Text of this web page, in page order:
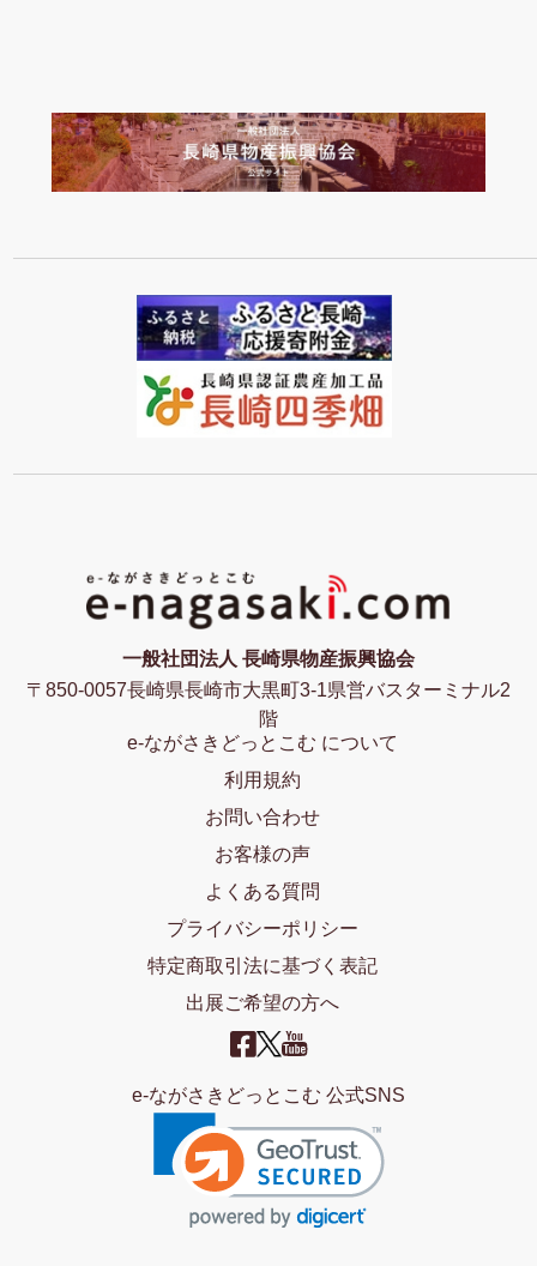
一般社団法人 長崎県物産振興協会
〒850-0057長崎県長崎市大黒町3-1県営バスターミナル2
階
e-ながさきどっとこむ について
利用規約
お問い合わせ
お客様の声
よくある質問
プライバシーポリシー
特定商取引法に基づく表記
出展ご希望の方へ
e-ながさきどっとこむ 公式SNS